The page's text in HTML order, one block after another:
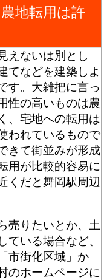
地転用は許
えないは別とし
てなどを建築しよ
す。大雑把に言っ
性の高いものは農
、宅地への転用は
われているもので
きて街並みが形成
用が比較的容易に
くだと舞岡駅周辺
売りたいとか、土
ている場合など、
市街化区域」か
のホームページに